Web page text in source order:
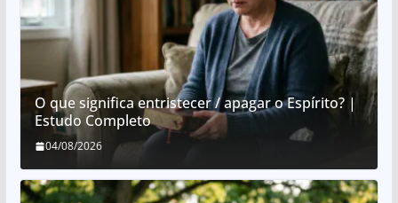
O que significa entristecer / apagar o Espírito? |
Estudo Completo
04/08/2026